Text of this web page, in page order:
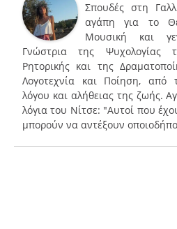
Σπουδές στη
αγάπη για το
Μουσική και
Γνώστρια της Ψυχολογίας
Ρητορικής και της
Λογοτεχνία και Ποίηση, από
λόγου και αλήθειας της ζωής.
λόγια του Νίτσε: "Αυτοί που
μπορούν να αντέξουν